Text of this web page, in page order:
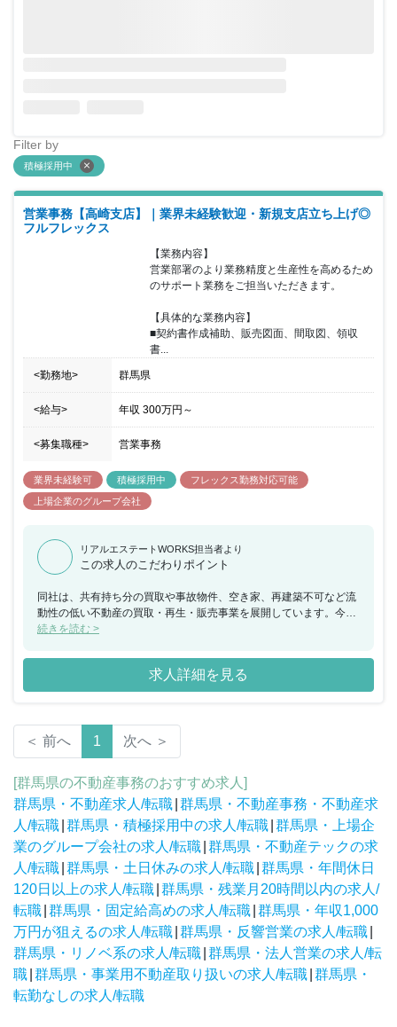
Filter by
積極採用中
営業事務【高崎支店】｜業界未経験歓迎・新規支店立ち上げ◎
フルフレックス
【業務内容】
営業部署のより業務精度と生産性を高めるため
のサポート業務をご担当いただきます。
【具体的な業務内容】
■契約書作成補助、販売図面、間取図、領収
書...
<勤務地> 群馬県
<給与> 年収 300万円 ～
<募集職種> 営業事務
業界未経験可 積極採用中
フレックス勤務対応可能
上場企業のグループ会社
リアルエステートWORKS担当者より
この求人のこだわりポイント
同社は、共有持ち分の買取や事故物件、空き家、再建築不可など流
動性の低い不動産の買取・再生・販売事業を展開しています。今
回、群馬にて8月に支店オープンのため、営業部署のより業務精度
こととなりました。 営業事務の経験があり業界未経験や営業職から
のキャリアチェンジなど挑戦する意欲のある方で同社の支店オープ
ンをサポートしていただける方を求めています。フルフレックスや
れており、ワークバランスが取りやすいのが特徴です。
続きを読む >
求人詳細を見る
＜ 前へ 1 次へ ＞
[群馬県の不動産事務のおすすめ求人]
群馬県・不動産求人/転職 群馬県・不動産事務・不動産求
人/転職 群馬県・積極採用中の求人/転職 群馬県・上場企
業のグループ会社の求人/転職 群馬県・不動産テックの求
人/転職 群馬県・土日休みの求人/転職 群馬県・年間休日
120日以上の求人/転職 群馬県・残業月20時間以内の求人/
転職 群馬県・固定給高めの求人/転職 群馬県・年収1,000
万円が狙えるの求人/転職 群馬県・反響営業の求人/転職
群馬県・リノベ系の求人/転職 群馬県・法人営業の求人/転
職 群馬県・事業用不動産取り扱いの求人/転職 群馬県・
転勤なしの求人/転職